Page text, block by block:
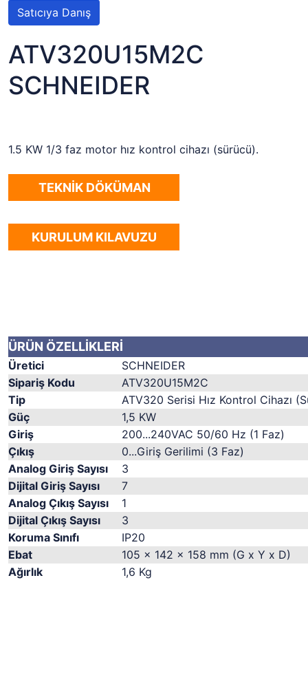
Satıcıya Danış
ATV320U15M2C
SCHNEIDER
1.5 KW 1/3 faz motor hız kontrol cihazı (sürücü).
TEKNİK DÖKÜMAN
KURULUM KILAVUZU
ÜRÜN ÖZELLİKLERİ
Üretici
SCHNEIDER
Sipariş Kodu
ATV320U15M2C
Tip
ATV320 Serisi Hız Kontrol Cihazı
Güç
1,5 KW
Giriş
200...240VAC 50/60 Hz (1 Faz)
Çıkış
0...Giriş Gerilimi (3 Faz)
Analog Giriş Sayısı
3
Dijital Giriş Sayısı
7
Analog Çıkış Sayısı
1
Dijital Çıkış Sayısı
3
Koruma Sınıfı
IP20
Ebat
105 x 142 x 158 mm (G x Y x D)
Ağırlık
1,6 Kg